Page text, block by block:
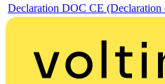
Declaration DOC CE